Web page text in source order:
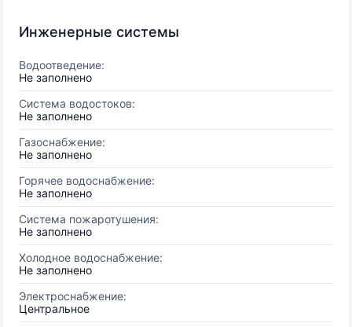
Инженерные системы
Водоотведение:
Не заполнено
Система водостоков:
Не заполнено
Газоснабжение:
Не заполнено
Горячее водоснабжение:
Не заполнено
Система пожаротушения:
Не заполнено
Холодное водоснабжение:
Не заполнено
Электроснабжение:
Центральное